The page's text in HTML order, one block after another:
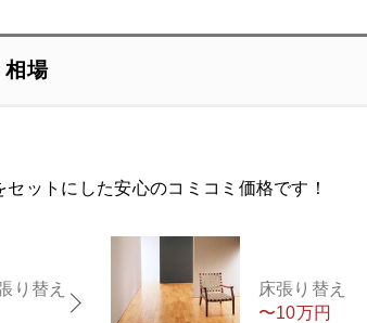
相場
ットにした安心のコミコミ価格です！
り替え
床張り替え
〜10万円